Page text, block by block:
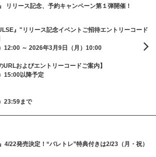
リリース記念、予約キャンペーン第１弾開催！
』"リリース記念イベントご招待エントリーコード
12:00 ～ 2026年3月9日（月）10:00
URLおよびエントリーコードご案内】
15:00以降予定
23:59まで
4/22発売決定！“バレトレ”特典付きは2/23（月・祝）